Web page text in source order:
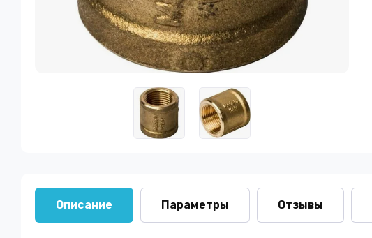
Описание Параметры Отзывы